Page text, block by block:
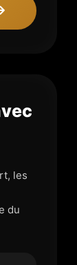
les
du